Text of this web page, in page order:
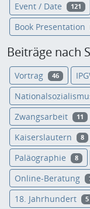
Event / Date 121
Book Presentation
Beiträge nach
Vortrag 46
Zwangsarbeit 11
Kaiserslautern 8
Paläographie 8
Online-Beratung
18. Jahrhundert 5